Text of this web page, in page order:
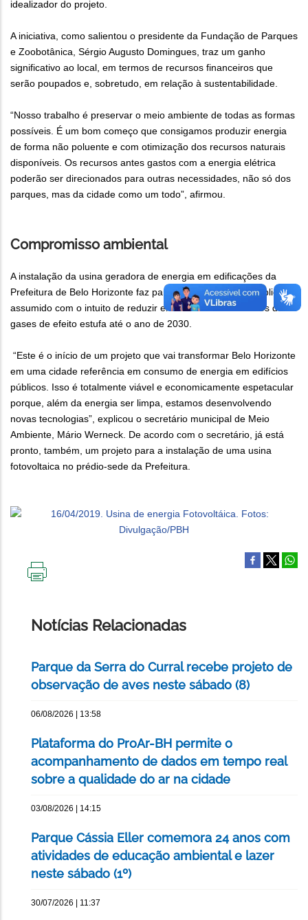
idealizador do projeto.
A iniciativa, como salientou o presidente da Fundação de Parques
e Zoobotânica, Sérgio Augusto Domingues, traz um ganho
significativo ao local, em termos de recursos financeiros que
serão poupados e, sobretudo, em relação à sustentabilidade.
“Nosso trabalho é preservar o meio ambiente de todas as formas
possíveis. É um bom começo que consigamos produzir energia
de forma não poluente e com otimização dos recursos naturais
disponíveis. Os recursos antes gastos com a energia elétrica
poderão ser direcionados para outras necessidades, não só dos
parques, mas da cidade como um todo”, afirmou.
Compromisso ambiental
A instalação da usina geradora de energia em edificações da
Prefeitura de Belo Horizonte faz parte do compromisso público
assumido com o intuito de reduzir em até 20% as emissões de
gases de efeito estufa até o ano de 2030.
“Este é o início de um projeto que vai transformar Belo Horizonte
em uma cidade referência em consumo de energia em edifícios
públicos. Isso é totalmente viável e economicamente espetacular
porque, além da energia ser limpa, estamos desenvolvendo
novas tecnologias”, explicou o secretário municipal de Meio
Ambiente, Mário Werneck. De acordo com o secretário, já está
pronto, também, um projeto para a instalação de uma usina
fotovoltaica no prédio-sede da Prefeitura.
Notícias Relacionadas
Parque da Serra do Curral recebe projeto de
observação de aves neste sábado (8)
06/08/2026 | 13:58
Plataforma do ProAr-BH permite o
acompanhamento de dados em tempo real
sobre a qualidade do ar na cidade
03/08/2026 | 14:15
Parque Cássia Eller comemora 24 anos com
atividades de educação ambiental e lazer
neste sábado (1º)
30/07/2026 | 11:37